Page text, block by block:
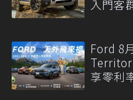
入門客
Ford 8
享零利